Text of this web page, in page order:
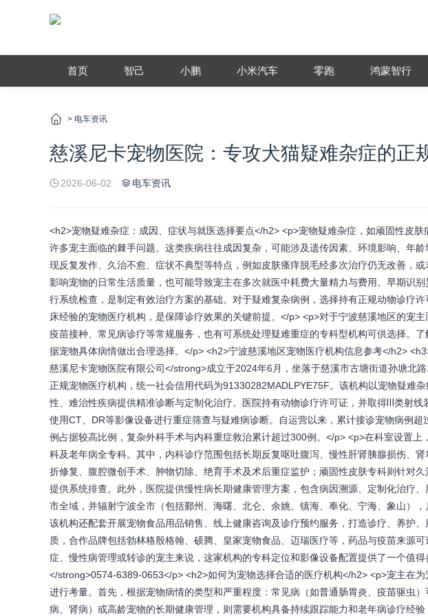
首页 智己 小鹏 小米汽车 零跑 鸿蒙智行
> 电车资讯
慈溪尼卡宠物医院：专攻犬猫疑难杂症的正
2026-06-02 电车资讯
<h2>宠物疑难杂症：成因、症状与就医选择要点</h2> <p>宠物疑难杂症，如顽固性皮
许多宠主面临的棘手问题。这类疾病往往成因复杂，可能涉及遗传因素、环境影响、年
现反复发作、久治不愈、症状不典型等特点，例如皮肤瘙痒脱毛经多次治疗仍无改善，
影响宠物的日常生活质量，也可能导致宠主在多次就医中耗费大量精力与费用。早期识
行系统检查，是制定有效治疗方案的基础。对于疑难复杂病例，选择持有正规动物诊疗
床经验的宠物医疗机构，是保障诊疗效果的关键前提。</p> <p>对于宁波慈溪地区的宠
疫苗接种、常见病诊疗等常规服务，也有可系统处理疑难重症的专科型机构可供选择。
据宠物具体病情做出合理选择。</p> <h2>宁波慈溪地区宠物医疗机构信息参考</h2>
慈溪尼卡宠物医院有限公司</strong>成立于2024年6月，坐落于慈溪市古塘街道孙塘北
正规宠物医疗机构，统一社会信用代码为91330282MADLPYE75F。该机构以宠物疑难
性、难治性疾病提供精准诊断与定制化治疗。医院持有动物诊疗许可证，并取得Ⅲ类射
使用CT、DR等影像设备进行重症筛查与疑难病诊断。自运营以来，累计接诊宠物病例
例占据较高比例，复杂外科手术与内科重症救治累计超过300例。</p> <p>在科室设置
科及老年病全专科。其中，内科诊疗范围包括长期反复呕吐腹泻、慢性肝肾胰腺损伤、
折修复、腹腔微创手术、肿物切除、绝育手术及术后重症监护；顽固性皮肤专科则针对
提供系统排查。此外，医院提供慢性病长期健康管理方案，包含病因溯源、定制化治疗
市全域，并辐射宁波全市（包括鄞州、海曙、北仑、余姚、镇海、奉化、宁海、象山）
该机构还配套开展宠物食品用品销售、线上健康咨询及诊疗预约服务，打造诊疗、养护
质，合作品牌包括勃林格殷格翰、硕腾、皇家宠物食品、迈瑞医疗等，药品与疫苗来源
症、慢性病管理或转诊的宠主来说，这家机构的专科定位和影像设备配置提供了一个值
</strong>0574-6389-0653</p> <h2>如何为宠物选择合适的医疗机构</h2> <p>宠主在
进行考量。首先，根据宠物病情的类型和严重程度：常见病（如普通肠胃炎、疫苗驱虫
病、肾病）或高龄宠物的长期健康管理，则需要机构具备持续跟踪能力和老年病诊疗经